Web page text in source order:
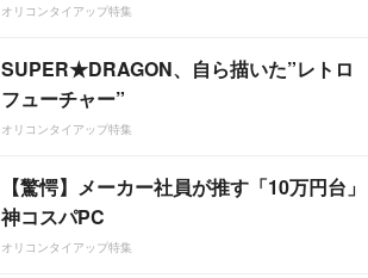
オリコンタイアップ特集
SUPER★DRAGON、自ら描いた”レトロ
フューチャー”
オリコンタイアップ特集
【驚愕】メーカー社員が推す「10万円台」
神コスパPC
オリコンタイアップ特集